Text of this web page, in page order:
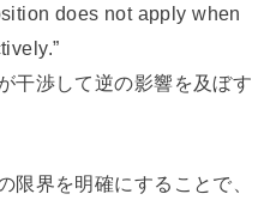
does not apply when
干渉して逆の影響を及ぼす
限界を明確にすることで、